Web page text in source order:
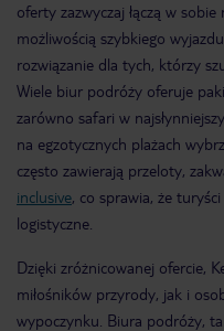
oferty zazwyczaj łączą w
możliwością szybkiego
rozwiązanie dla tych, którzy
Wiele biur podróży oferuje
zarówno safari w
na egzotycznych plażach
często zawierają przeloty,
inclusive, co sprawia, że
logistyczne​.
Dzięki zróżnicowanej ofercie,
miłośników przyrody, jak i
wypoczynku. Biura podróży,